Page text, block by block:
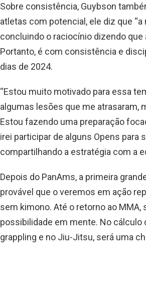
Sobre consistência, Guybson
atletas com potencial, ele diz que
concluindo o raciocínio dizendo
Portanto, é com consistência e
dias de 2024.
“Estou muito motivado para essa
algumas lesões que me atrasaram,
Estou fazendo uma preparação
irei participar de alguns Opens para
compartilhando a estratégia com a
Depois do PanAms, a primeira
provável que o veremos em ação
sem kimono. Até o retorno ao
possibilidade em mente. No cálculo
grappling e no Jiu-Jitsu, será uma